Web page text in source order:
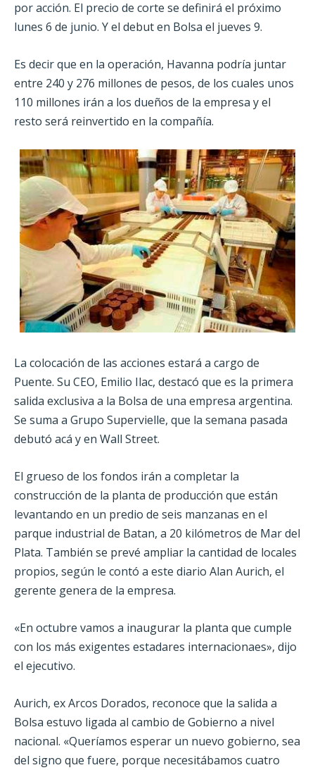
por acción. El precio de corte se definirá el próximo
lunes 6 de junio. Y el debut en Bolsa el jueves 9.
Es decir que en la operación, Havanna podría juntar
entre 240 y 276 millones de pesos, de los cuales unos
110 millones irán a los dueños de la empresa y el
resto será reinvertido en la compañía.
La colocación de las acciones estará a cargo de
Puente. Su CEO, Emilio Ilac, destacó que es la primera
salida exclusiva a la Bolsa de una empresa argentina.
Se suma a Grupo Supervielle, que la semana pasada
debutó acá y en Wall Street.
El grueso de los fondos irán a completar la
construcción de la planta de producción que están
levantando en un predio de seis manzanas en el
parque industrial de Batan, a 20 kilómetros de Mar del
Plata. También se prevé ampliar la cantidad de locales
propios, según le contó a este diario Alan Aurich, el
gerente genera de la empresa.
«En octubre vamos a inaugurar la planta que cumple
con los más exigentes estadares internacionaes», dijo
el ejecutivo.
Aurich, ex Arcos Dorados, reconoce que la salida a
Bolsa estuvo ligada al cambio de Gobierno a nivel
nacional. «Queríamos esperar un nuevo gobierno, sea
del signo que fuere, porque necesitábamos cuatro